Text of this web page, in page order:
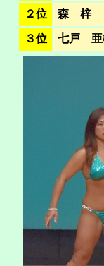
２位 森 梓
３位 七戸 亜